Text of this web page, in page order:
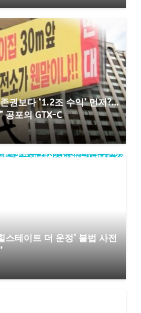
권보다 ‘1.2조 수익’ 먼저?…
공포의 GTX-C
스테이트 더 운정’ 불법 사전